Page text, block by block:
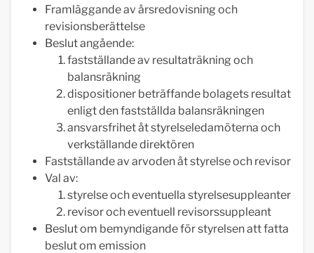
Framläggande av årsredovisning och
revisionsberättelse
Beslut angående:
fastställande av resultaträkning och
balansräkning
dispositioner beträffande bolagets resultat
enligt den fastställda balansräkningen
ansvarsfrihet åt styrelseledamöterna och
verkställande direktören
Fastställande av arvoden åt styrelse och revisor
Val av:
styrelse och eventuella styrelsesuppleanter
revisor och eventuell revisorssuppleant
Beslut om bemyndigande för styrelsen att fatta
beslut om emission